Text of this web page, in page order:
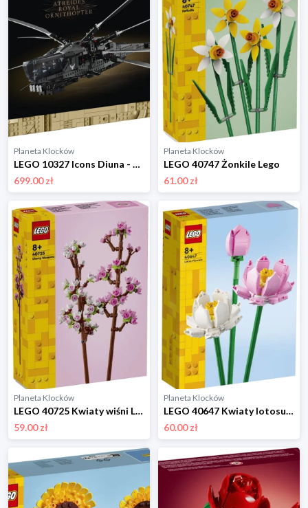
Planeta Klocków
LEGO 10327 Icons Diuna - Atreides Royal Ornithopter Lego
699.00 zł
Planeta Klocków
LEGO 40747 Żonkile Lego
61.00 zł
Planeta Klocków
LEGO 40725 Kwiaty wiśni Lego
59.00 zł
Planeta Klocków
LEGO 40647 Kwiaty lotosu Lego
60.00 zł